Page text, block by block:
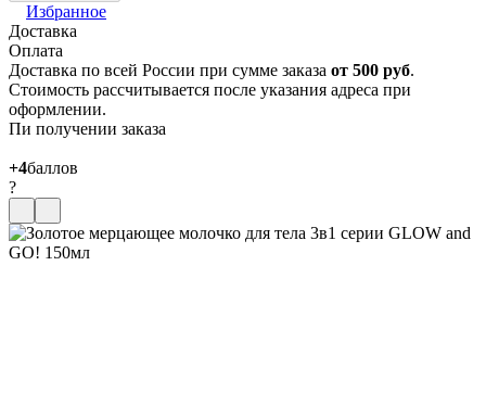
Избранное
Доставка
Оплата
Доставка по всей России при сумме заказа от 500 руб.
Стоимость рассчитывается после указания адреса при
оформлении.
Пи получении заказа
+4баллов
?